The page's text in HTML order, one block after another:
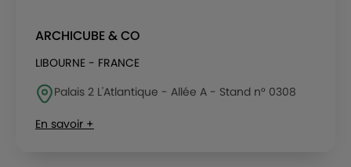
ARCHICUBE & CO
LIBOURNE - FRANCE
Palais 2 L'Atlantique - Allée A - Stand n° 0308
En savoir +